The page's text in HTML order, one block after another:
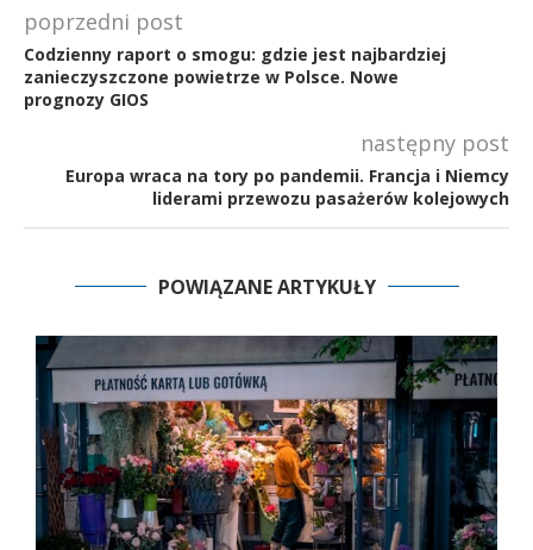
poprzedni post
Codzienny raport o smogu: gdzie jest najbardziej
zanieczyszczone powietrze w Polsce. Nowe
prognozy GIOS
następny post
Europa wraca na tory po pandemii. Francja i Niemcy
liderami przewozu pasażerów kolejowych
POWIĄZANE ARTYKUŁY